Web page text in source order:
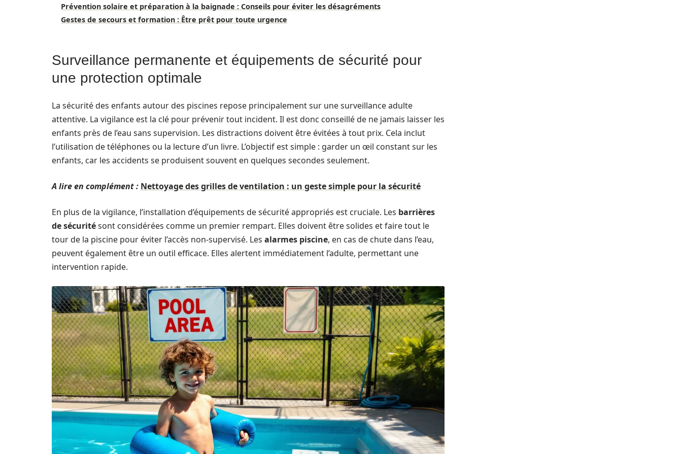
Prévention solaire et préparation à la baignade : Conseils pour éviter les désagréments
Gestes de secours et formation : Être prêt pour toute urgence
Surveillance permanente et équipements de sécurité pour
une protection optimale
La sécurité des enfants autour des piscines repose principalement sur une surveillance adulte
attentive. La vigilance est la clé pour prévenir tout incident. Il est donc conseillé de ne jamais laisser les
enfants près de l’eau sans supervision. Les distractions doivent être évitées à tout prix. Cela inclut
l’utilisation de téléphones ou la lecture d’un livre. L’objectif est simple : garder un œil constant sur les
enfants, car les accidents se produisent souvent en quelques secondes seulement.
A lire en complément : Nettoyage des grilles de ventilation : un geste simple pour la sécurité
En plus de la vigilance, l’installation d’équipements de sécurité appropriés est cruciale. Les barrières
de sécuritésont considérées comme un premier rempart. Elles doivent être solides et faire tout le
tour de la piscine pour éviter l’accès non-supervisé. Les alarmes piscine, en cas de chute dans l’eau,
peuvent également être un outil efficace. Elles alertent immédiatement l’adulte, permettant une
intervention rapide.